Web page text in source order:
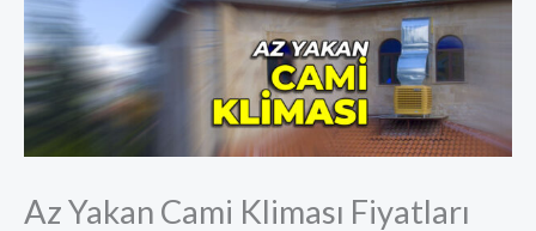
Az Yakan Cami Kliması Fiyatları